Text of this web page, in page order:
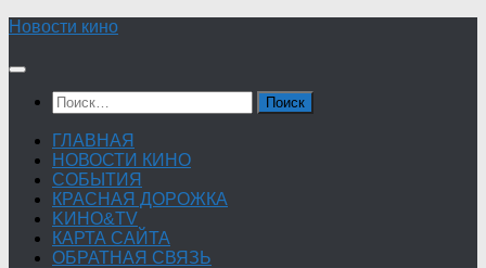
Skip
content
Новости кино
Найти:
ГЛАВНАЯ
НОВОСТИ КИНО
СОБЫТИЯ
КРАСНАЯ ДОРОЖКА
KИНО&TV
КАРТА САЙТА
ОБРАТНАЯ СВЯЗЬ